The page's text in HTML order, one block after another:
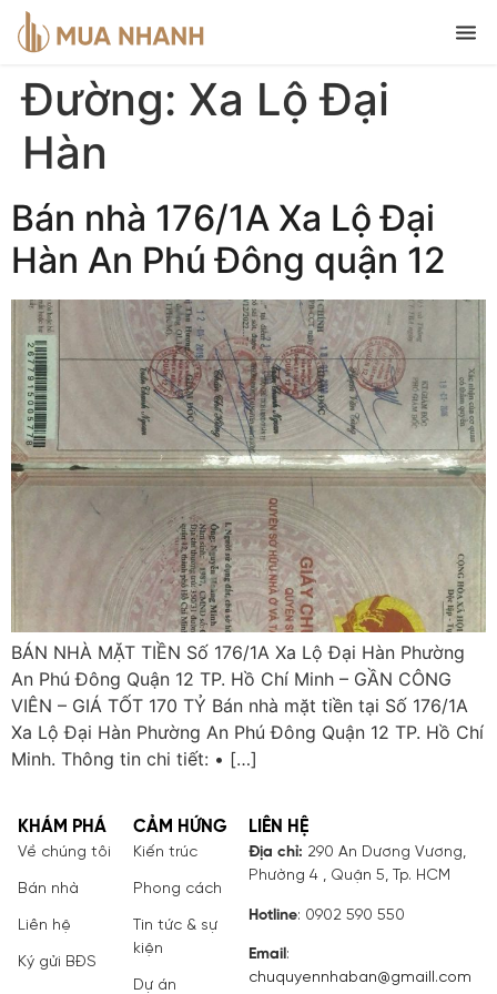
Đường: Xa Lộ Đại
Hàn
Bán nhà 176/1A Xa Lộ Đại
Hàn An Phú Đông quận 12
BÁN NHÀ MẶT TIỀN Số 176/1A Xa Lộ Đại Hàn Phường
An Phú Đông Quận 12 TP. Hồ Chí Minh – GẦN CÔNG
VIÊN – GIÁ TỐT 170 TỶ Bán nhà mặt tiền tại Số 176/1A
Xa Lộ Đại Hàn Phường An Phú Đông Quận 12 TP. Hồ Chí
Minh. Thông tin chi tiết: • […]
KHÁM PHÁ
Về chúng tôi
Bán nhà
Liên hệ
Ký gửi BĐS
CẢM HỨNG
Kiến trúc
Phong cách
Tin tức & sự
kiện
Dự án
LIÊN HỆ
Địa chỉ: 290 An Dương Vương,
Phường 4 , Quận 5, Tp. HCM
Hotline: 0902 590 550
Email:
chuquyennhaban@gmaill.com